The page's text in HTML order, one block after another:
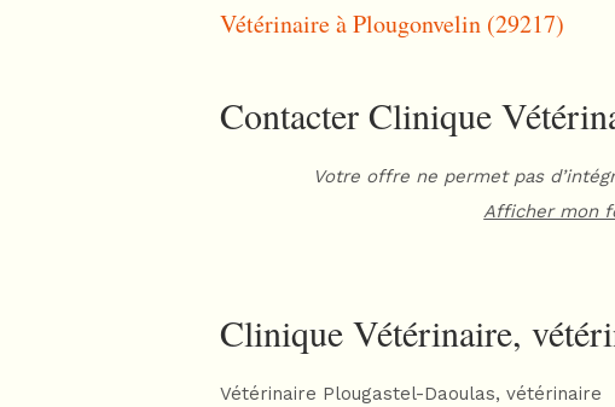
Vétérinaire à Plougonvelin (29217)
Contacter Clinique
Votre offre ne permet pas
Afficher mon
Clinique Vétérinaire,
Vétérinaire Plougastel-Daoulas, vétérinaire